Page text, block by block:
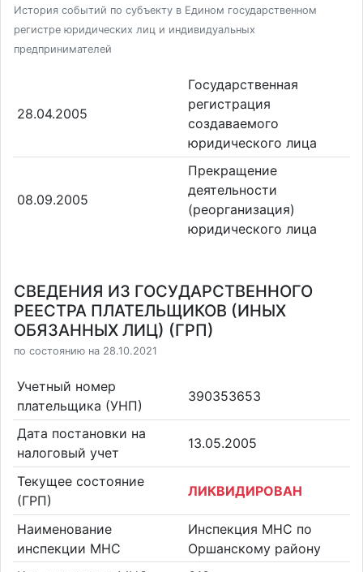
История событий по субъекту в Едином государственном
регистре юридических лиц и индивидуальных
предпринимателей
28.04.2005
Государственная
регистрация
создаваемого
юридического лица
08.09.2005
Прекращение
деятельности
(реорганизация)
юридического лица
СВЕДЕНИЯ ИЗ ГОСУДАРСТВЕННОГО
РЕЕСТРА ПЛАТЕЛЬЩИКОВ (ИНЫХ
ОБЯЗАННЫХ ЛИЦ) (ГРП)
по состоянию на 28.10.2021
Учетный номер
плательщика (УНП)
390353653
Дата постановки на
налоговый учет
13.05.2005
Текущее состояние
(ГРП)
ЛИКВИДИРОВАН
Наименование
инспекции МНС
Инспекция МНС по
Оршанскому району